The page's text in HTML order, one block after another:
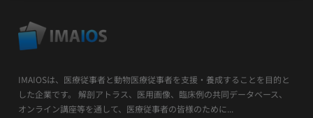
IMAIOSは、医療従事者と動物医療従事者を支援・養成することを目的と
した企業です。 解剖アトラス、医用画像、臨床例の共同データベース、
オンライン講座等を通して、医療従事者の皆様のために...